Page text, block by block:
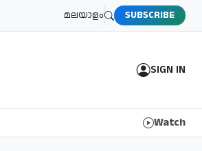
മലയാളം SUBSCRIBE
SIGN IN
Watch